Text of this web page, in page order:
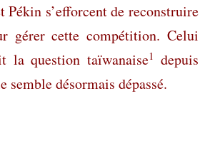
Pékin s’efforcent de reconstruire
gérer cette compétition. Celui
la question taïwanaise1 depuis
semble désormais dépassé.